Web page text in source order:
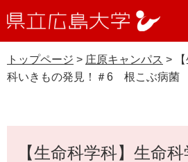
ー
ジ
先
ニ
ュ
を
立
大
学
受験生の皆さま
受験生特設サイト
WEB版大学案内
資料請求
大学概要
トップページ > 庄原キャンパス >
科いきもの発見！＃6 根こぶ病菌
【生命科学科】生命